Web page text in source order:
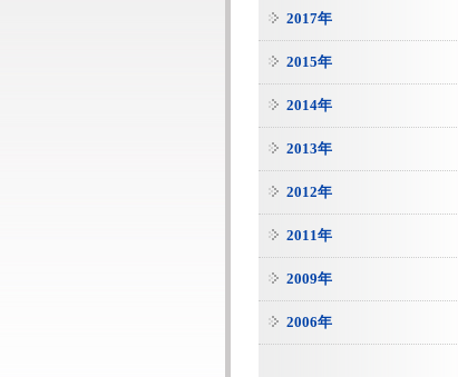
2017年
2015年
2014年
2013年
2012年
2011年
2009年
2006年